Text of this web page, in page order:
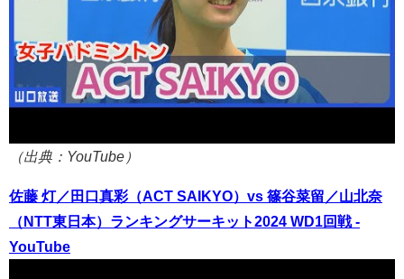
（出典：YouTube）
佐藤 灯／田口真彩（ACT SAIKYO）vs 篠谷菜留／山北奈
（NTT東日本）ランキングサーキット2024 WD1回戦 -
YouTube